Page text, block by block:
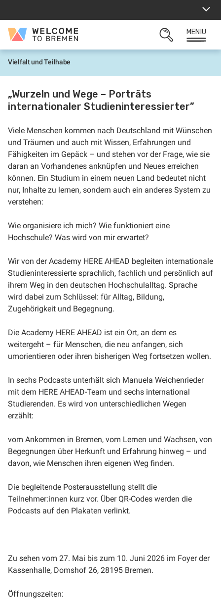
conținut
Welcome
Bremen
CĂUTARE
MENIU
P
m
a
p
i
ă
Vielfalt und Teilhabe
„Wurzeln und Wege – Porträts
internationaler Studieninteressierter”
Viele Menschen kommen nach Deutschland mit Wünschen
und Träumen und auch mit Wissen, Erfahrungen und
Fähigkeiten im Gepäck – und stehen vor der Frage, wie sie
daran an Vorhandenes anknüpfen und Neues erreichen
können. Ein Studium in einem neuen Land bedeutet nicht
nur, Inhalte zu lernen, sondern auch ein anderes System zu
verstehen:
Wie organisiere ich mich? Wie funktioniert eine
Hochschule? Was wird von mir erwartet?
Wir von der Academy HERE AHEAD begleiten internationale
Studieninteressierte sprachlich, fachlich und persönlich auf
ihrem Weg in den deutschen Hochschulalltag. Sprache
wird dabei zum Schlüssel: für Alltag, Bildung,
Zugehörigkeit und Begegnung.
Die Academy HERE AHEAD ist ein Ort, an dem es
weitergeht – für Menschen, die neu anfangen, sich
umorientieren oder ihren bisherigen Weg fortsetzen wollen.
In sechs Podcasts unterhält sich Manuela Weichenrieder
mit dem HERE AHEAD-Team und sechs international
Studierenden. Es wird von unterschiedlichen Wegen
erzählt:
vom Ankommen in Bremen, vom Lernen und Wachsen, von
Begegnungen über Herkunft und Erfahrung hinweg – und
davon, wie Menschen ihren eigenen Weg finden.
Die begleitende Posterausstellung stellt die
Teilnehmer:innen kurz vor. Über QR-Codes werden die
Podcasts auf den Plakaten verlinkt.
Zu sehen vom 27. Mai bis zum 10. Juni 2026 im Foyer der
Kassenhalle, Domshof 26, 28195 Bremen.
Öffnungszeiten: